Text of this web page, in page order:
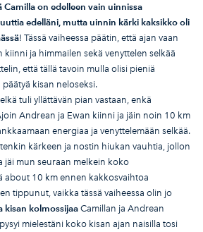
Camilla on edelleen vain uinnissa
edell äni, mutta uinnin kärki kaksikko oli
ä! Tässä vaiheessa päätin, että ajan vaan
kiinni ja himmailen sekä venyttelen selkää
että tällä tavoin mulla olisi pieniä
kisan neloseksi.
tuli yllättävän pian vastaan, enkä
Andrean ja Ewan kiinni ja jäin noin 10 km
energiaa ja venyttelemään selkää.
kärkeen ja nostin hiukan vauhtia, jollon
jäi mun seuraan melkein koko
about 10 km ennen kakkosvaihtoa
tippunut, vaikka tässä vaiheessa olin jo
kisan kolmossijaa Camillan ja Andrean
mielestäni koko kisan ajan naisilla tosi